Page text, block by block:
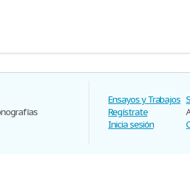
Ensayos y Trabajos
Regístrate
Inicia sesión